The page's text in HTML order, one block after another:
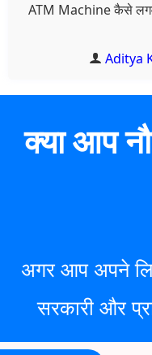
ATM Machine कैसे
Aditya
क्या आप
अगर आप अपने
सरकारी और